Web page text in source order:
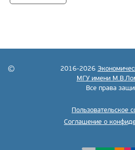
2016-2026
МГУ имени
Все права
Пользовательское
Соглашение о